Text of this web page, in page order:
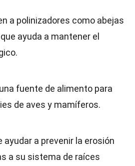
a polinizadores como abejas
ayuda a mantener el
fuente de alimento para
de aves y mamíferos.
ayudar a prevenir la erosión
a su sistema de raíces